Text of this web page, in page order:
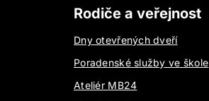
Rodiče a veřejnost
Dny otevřených dveří
Poradenské služby ve škole
Ateliér MB24